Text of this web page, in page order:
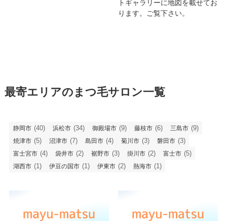
トギャラリーに地図を載せてお
ります。ご覧下さい。
最寄エリアのまつ毛サロン一覧
静岡市 (40) 浜松市 (34) 御殿場市 (9) 藤枝市 (6) 三島市 (9)
焼津市 (5) 沼津市 (7) 島田市 (4) 菊川市 (3) 磐田市 (3)
富士宮市 (4) 袋井市 (2) 裾野市 (3) 掛川市 (2) 富士市 (5)
湖西市 (1) 伊豆の国市 (1) 伊東市 (2) 熱海市 (1)